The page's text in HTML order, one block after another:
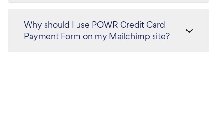
Why should I use POWR Credit Card
Payment Form on my Mailchimp site?